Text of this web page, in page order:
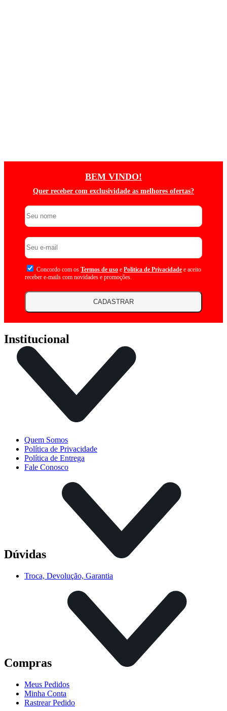
BEM VINDO!
Quer receber com exclusividade as melhores ofertas?
Concordo com os Termos de uso e Politica de Privacidade e aceito
receber e-mails com novidades e promoções.
CADASTRAR
Institucional
Quem Somos
Política de Privacidade
Política de Entrega
Fale Conosco
Dúvidas
Troca, Devolução, Garantia
Compras
Meus Pedidos
Minha Conta
Rastrear Pedido